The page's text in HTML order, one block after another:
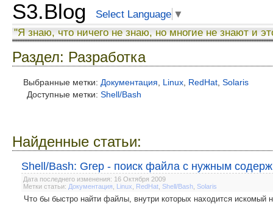
S3.Blog Select Language ▼
"Я знаю, что ничего не знаю, но многие не знают и
Раздел: Разработка
Выбранные метки: Документация Linux RedHat Solaris
Доступные метки: Shell/Bash
Найденные статьи:
Shell/Bash: Grep - поиск файла с нужным
Дата последнего изменения: 16 Октября 2009
Метки статьи: Документация Linux RedHat Shell/Bash Solaris
Что бы быстро найти файлы, внутри которых находится искомый